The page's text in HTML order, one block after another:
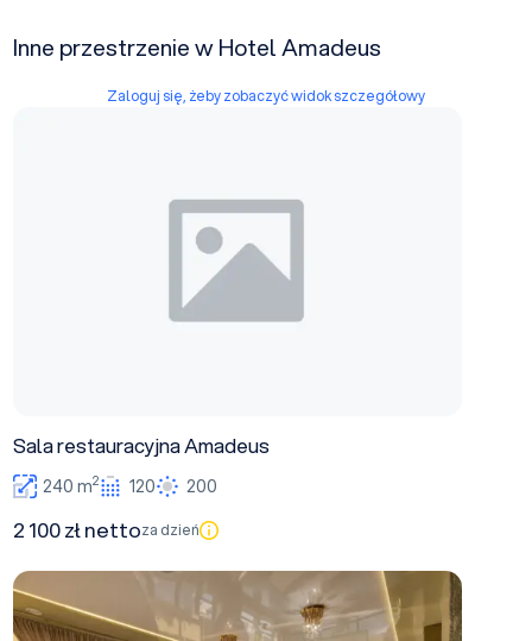
Inne przestrzenie w Hotel Amadeus
Zaloguj się, żeby zobaczyć widok szczegółowy
Sala restauracyjna Amadeus
240 m2 120 200
2 100 zł nettoza dzień
Sala konferencyjna